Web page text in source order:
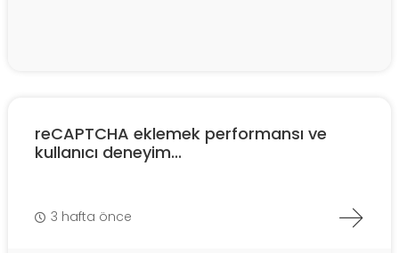
reCAPTCHA eklemek performansı ve
kullanıcı deneyim...
3 hafta önce